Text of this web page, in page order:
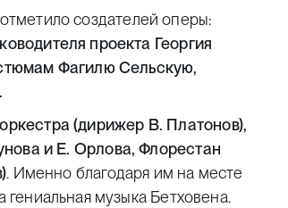
создателей оперы:
проекта Георгия
Фагилю Сельскую,
оркестра (дирижер В. Платонов),
и Е. Орлова, Флорестан
). Именно благодаря им на месте
музыка Бетховена.